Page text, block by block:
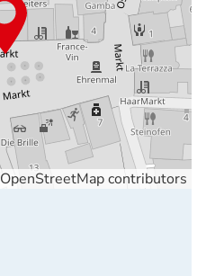
OpenStreetMapcontributors